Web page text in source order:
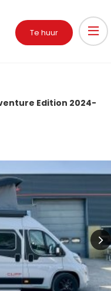
Te huur
Edition 2024-